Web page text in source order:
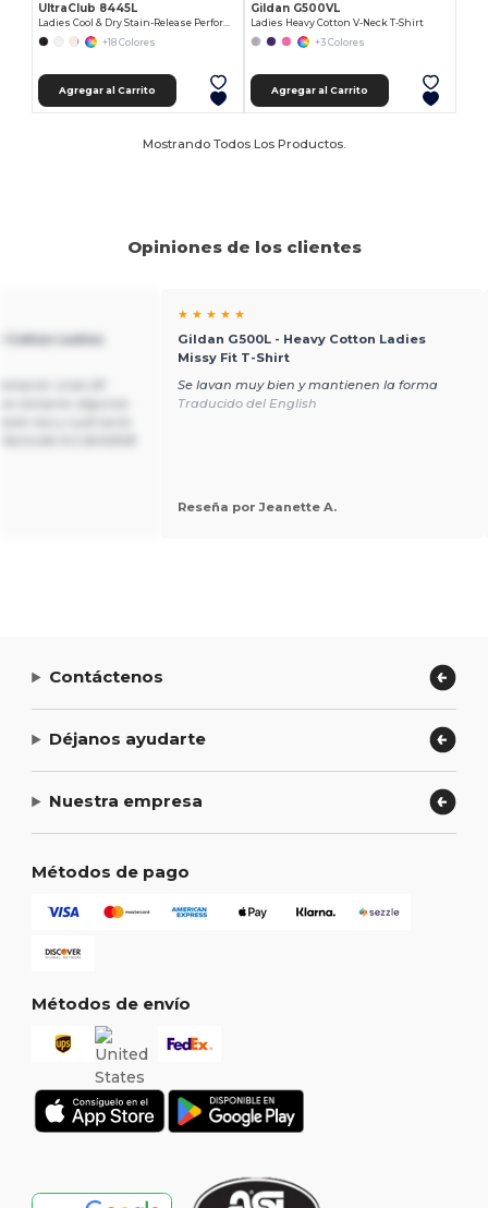
UltraClub 8445L
Ladies Cool & Dry Stain-Release Performance Polo
+18 Colores
Agregar al Carrito
Gildan G500VL
Ladies Heavy Cotton V-Neck T-Shirt
+3 Colores
Agregar al Carrito
Mostrando Todos Los Productos.
Opiniones de los clientes
Cotton Ladies
★ ★ ★ ★ ★
Gildan G500L - Heavy Cotton Ladies
Missy Fit T-Shirt
Se lavan muy bien y mantienen la forma
Traducido del English
Reseña por Jeanette A.
Contáctenos
Déjanos ayudarte
Nuestra empresa
Métodos de pago
Métodos de envío